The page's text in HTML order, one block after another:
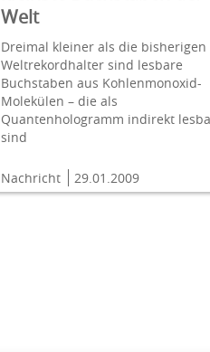
Welt
Dreimal kleiner als die bisherigen
Weltrekordhalter sind lesbare
Buchstaben aus Kohlenmonoxid-
Molekülen – die als
Quantenhologramm indirekt
sind
Nachricht 29.01.2009